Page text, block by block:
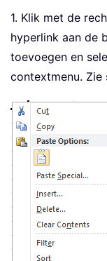
1. Klik met de
hyperlink aan de
toevoegen en
contextmenu. Zie